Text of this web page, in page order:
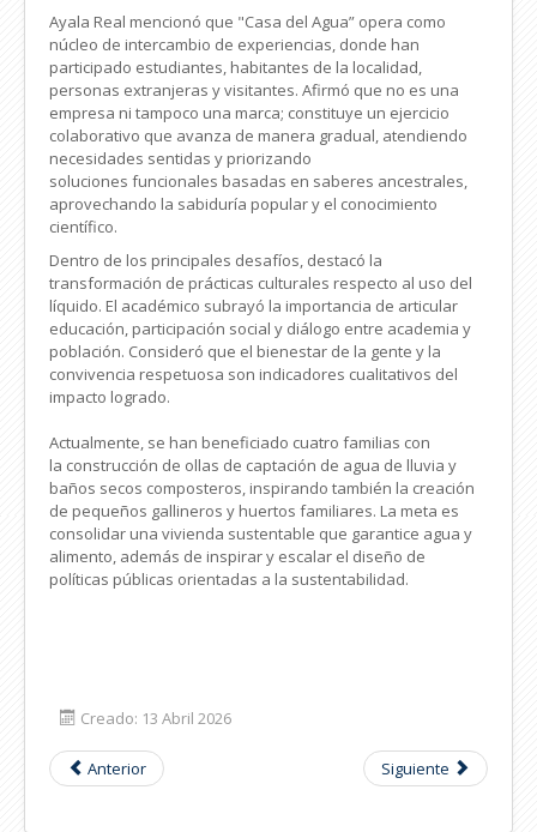
Ayala Real mencionó que "Casa del Agua” opera como
núcleo de intercambio de experiencias, donde han
participado estudiantes, habitantes de la localidad,
personas extranjeras y visitantes. Afirmó que no es una
empresa ni tampoco una marca; constituye un ejercicio
colaborativo que avanza de manera gradual, atendiendo
necesidades sentidas y priorizando
soluciones funcionales basadas en saberes ancestrales,
aprovechando la sabiduría popular y el conocimiento
científico.
Dentro de los principales desafíos, destacó la
transformación de prácticas culturales respecto al uso del
líquido. El académico subrayó la importancia de articular
educación, participación social y diálogo entre academia y
población. Consideró que el bienestar de la gente y la
convivencia respetuosa son indicadores cualitativos del
impacto logrado.
Actualmente, se han beneficiado cuatro familias con
la construcción de ollas de captación de agua de lluvia y
baños secos composteros, inspirando también la creación
de pequeños gallineros y huertos familiares. La meta es
consolidar una vivienda sustentable que garantice agua y
alimento, además de inspirar y escalar el diseño de
políticas públicas orientadas a la sustentabilidad.
Creado: 13 Abril 2026
Anterior Siguiente